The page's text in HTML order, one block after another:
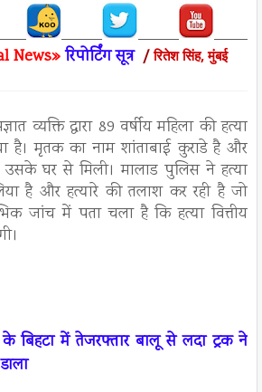
News»रिपोर्टिंग सूत्र /रितेश सिंह, मुंबई
व्यक्ति द्वारा 89 वर्षीय महिला की हत्या
है। मृतक का नाम शांताबाई कुराडे है और
घर से मिली। मालाड पुलिस ने हत्या
है और हत्यारे की तलाश कर रही है जो
जांच में पता चला है कि हत्या वित्तीय
के बिहटा में तेजरफ्तार बालू से लदा ट्रक ने